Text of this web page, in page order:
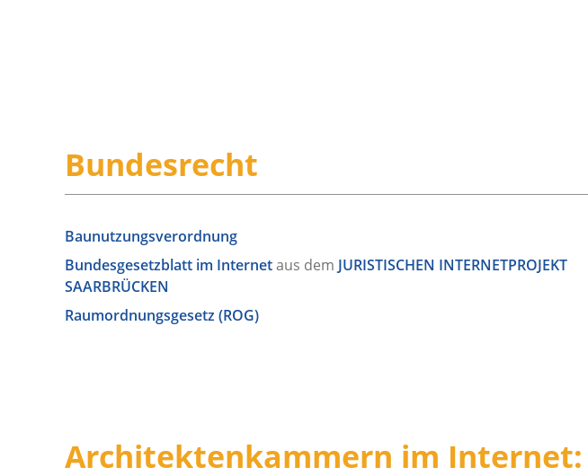
Bundesrecht
Baunutzungsverordnung
Bundesgesetzblatt im Internetaus dem JURISTISCHEN INTERNETPROJEKT
SAARBRÜCKEN
Raumordnungsgesetz (ROG)
Architektenkammern im Internet: